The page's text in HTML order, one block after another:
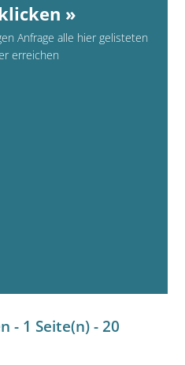
»
Anfrage alle hier gelisteten
erreichen
- 1 Seite(n) - 20